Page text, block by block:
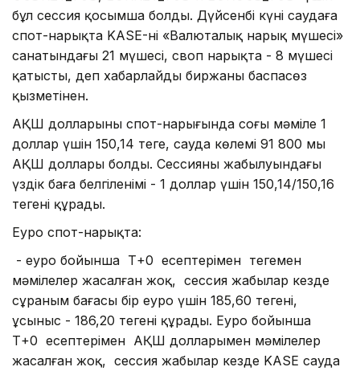
бұл сессия қосымша болды. Дүйсенбі күні саудаға
спот-нарықта KASE-нің «Валюталық нарық мүшесі»
санатындағы 21 мүшесі, своп нарықта - 8 мүшесі
қатысты, деп хабарлайды биржаның баспасөз
қызметінен.
АҚШ долларының спот-нарығында соңғы мәміле 1
доллар үшін 150,14 теңге, сауда көлемі 91 800 мың
АҚШ доллары болды. Сессияның жабылуындағы
үздік баға белгіленімі - 1 доллар үшін 150,14/150,16
теңгені құрады.
Еуро спот-нарықта:
- еуро бойынша Т+0 есептерімен теңгемен
мәмілелер жасалған жоқ, сессия жабылар кезде
сұраным бағасы бір еуро үшін 185,60 теңгені,
ұсыныс - 186,20 теңгені құрады. Еуро бойынша
Т+0 есептерімен АҚШ долларымен мәмілелер
жасалған жоқ, сессия жабылар кезде KASE сауда